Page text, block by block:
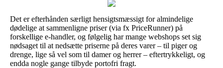
Det er efterhånden særligt hensigtsmæssigt for almindelige
dødelige at sammenligne priser (via fx PriceRunner) på
forskellige e-handler, og følgelig har mange webshops set sig
nødsaget til at nedsætte priserne på deres varer – til piger og
drenge, lige så vel som til damer og herrer – eftertrykkeligt, og
endda nogle gange tilbyde portofri fragt.